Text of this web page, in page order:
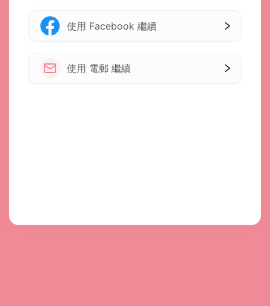
使用 Facebook 繼續
使用 電郵 繼續